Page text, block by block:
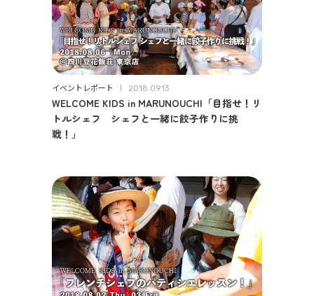
イベントレポート 2018.09.13
WELCOME KIDS in MARUNOUCHI「目指せ！リ
トルシェフ シェフと一緒に餃子作りに挑
戦！」